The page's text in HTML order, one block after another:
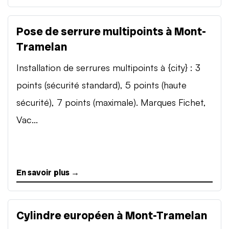
Pose de serrure multipoints à Mont-
Tramelan
Installation de serrures multipoints à {city} : 3
points (sécurité standard), 5 points (haute
sécurité), 7 points (maximale). Marques Fichet,
Vac...
En savoir plus →
Cylindre européen à Mont-Tramelan